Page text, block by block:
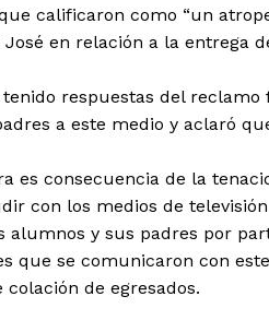
calificaron como “un
en relación a la entrega
respuestas del
a este medio y aclaró
es consecuencia de la
con los medios de
alumnos y sus padres por
que se comunicaron con
de egresados.